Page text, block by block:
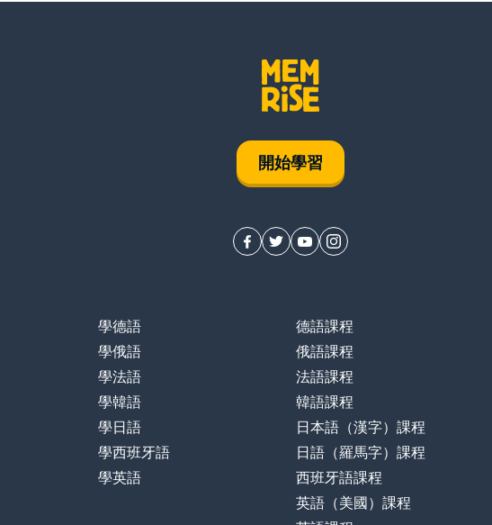
開始學習
學德語
學俄語
學法語
學韓語
學日語
學西班牙語
學英語
德語課程
俄語課程
法語課程
韓語課程
日本語（漢字）課程
日語（羅馬字）課程
西班牙語課程
英語（美國）課程